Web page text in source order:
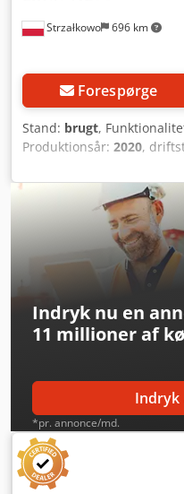
Strzałkowo 696 km
Forespørge
Stand: brugt,
Produktionsår: 2020,
Lavløftende plukketruck
funktionsdygtig Credpfxjy
Batterispænding: 24V
Indryk nu en
11 millioner af
Indryk
*pr. annonce/md.